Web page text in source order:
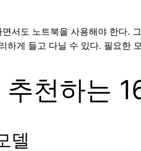
서도 노트북을 사용해야 한다.
하게 들고 다닐 수 있다. 필요한
천하는
델